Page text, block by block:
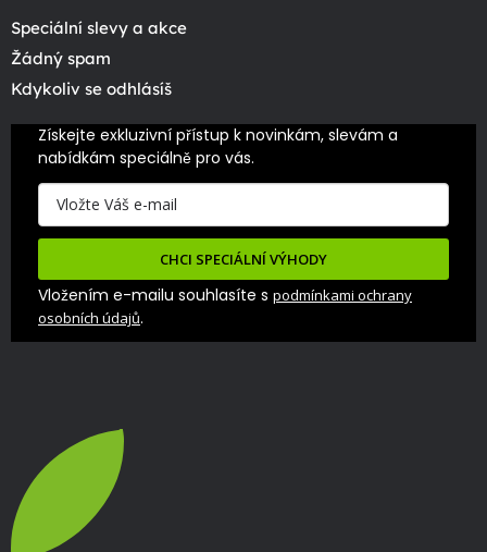
Speciální slevy a akce
Žádný spam
Kdykoliv se odhlásíš
Získejte exkluzivní přístup k novinkám, slevám a
nabídkám speciálně pro vás.
CHCI SPECIÁLNÍ VÝHODY
Vložením e-mailu souhlasíte s podmínkami ochrany
osobních údajů.